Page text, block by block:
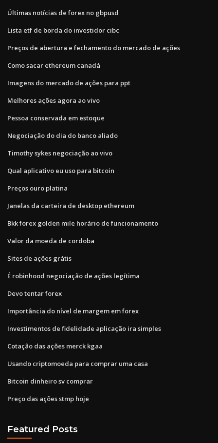
Últimas notícias de forex no gbpusd
Lista etf de borda do investidor cibc
Preços de abertura e fechamento do mercado de ações
Como sacar ethereum canadá
Imagens do mercado de ações para ppt
Melhores ações agora ao vivo
Pessoa conservada em estoque
Negociação do dia do banco aliado
Timothy sykes negociação ao vivo
Qual aplicativo eu uso para bitcoin
Preços ouro platina
Janelas da carteira de desktop ethereum
Bkk forex golden mile horário de funcionamento
Valor da moeda de cordoba
Sites de ações grátis
É robinhood negociação de ações legítima
Devo tentar forex
Importância do nível de margem em forex
Investimentos de fidelidade aplicação ira simples
Cotação das ações merck kgaa
Usando criptomoeda para comprar uma casa
Bitcoin dinheiro sv comprar
Preço das ações stmp hoje
Featured Posts